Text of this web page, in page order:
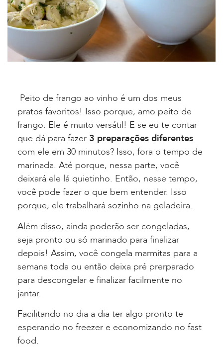
Peito de frango ao vinho é um dos meus
pratos favoritos! Isso porque, amo peito de
frango. Ele é muito versátil! E se eu te contar
que dá para fazer 3 preparações diferentes
com ele em 30 minutos? Isso, fora o tempo de
marinada. Até porque, nessa parte, você
deixará ele lá quietinho. Então, nesse tempo,
você pode fazer o que bem entender. Isso
porque, ele trabalhará sozinho na geladeira.
Além disso, ainda poderão ser congeladas,
seja pronto ou só marinado para finalizar
depois! Assim, você congela marmitas para a
semana toda ou então deixa pré prerparado
para descongelar e finalizar facilmente no
jantar.
Facilitando no dia a dia ter algo pronto te
esperando no freezer e economizando no fast
food.